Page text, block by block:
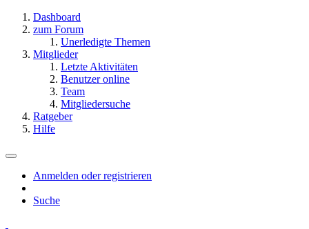
Dashboard
zum Forum
Unerledigte Themen
Mitglieder
Letzte Aktivitäten
Benutzer online
Team
Mitgliedersuche
Ratgeber
Hilfe
Anmelden oder registrieren
Suche